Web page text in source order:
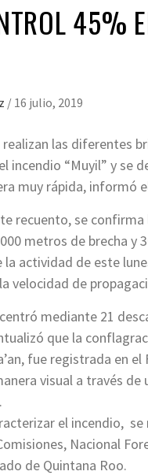
45%
/ 16 julio, 2019
las diferentes
incendio “Muyil” y se
muy rápida, informó
recuento, se
metros de brecha y
la actividad de este
velocidad de
mediante 21
que la
fue registrada en
visual a través
el incendio,
Nacional
de Quintana Roo.